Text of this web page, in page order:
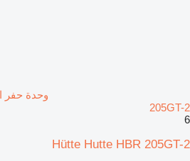
205GT-2
6
Hütte Hutte HBR 205GT-2